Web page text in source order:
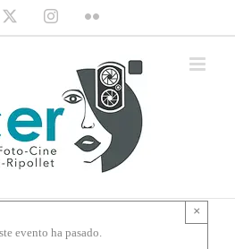
InstagramFlickr
evento ha pasado.
×